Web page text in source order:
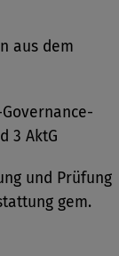
aus dem
3 AktG
und Prüfung
gem.